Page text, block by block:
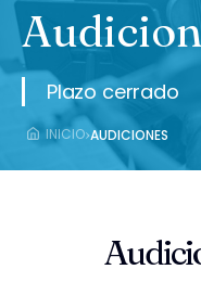
Plazo cerrado
INICIO›AUDICIONES